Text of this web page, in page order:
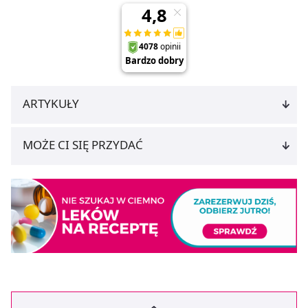
ARTYKUŁY
MOŻE CI SIĘ PRZYDAĆ